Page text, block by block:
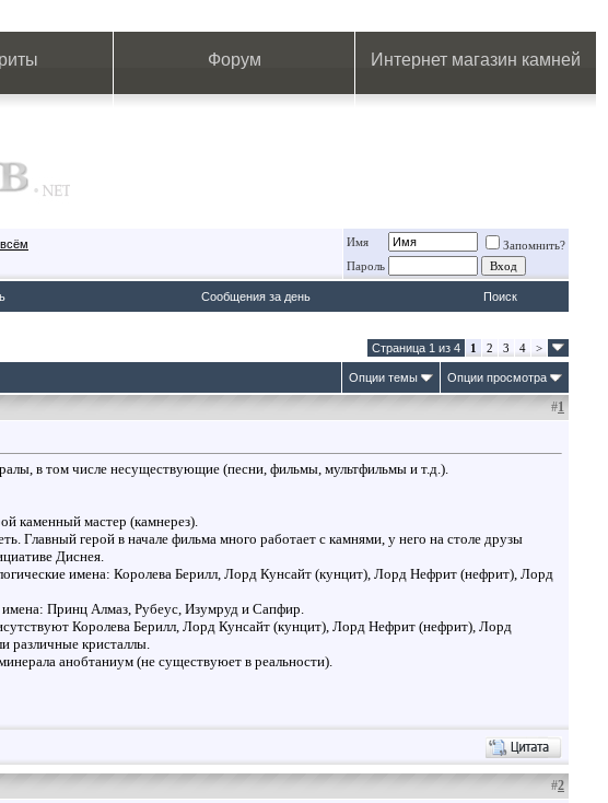
Форум Интернет магазин камней
Имя
Запомнить?
Пароль
Сообщения за день Поиск
Страница 1 из 4 1 2 3 4 >
Опции темы Опции просмотра
#1
в том числе несуществующие (песни, фильмы, мультфильмы и т.д.).
каменный мастер (камнерез).
Главный герой в начале фильма много работает с камнями, у него на столе друзы
Диснея.
имена: Королева Берилл, Лорд Кунсайт (кунцит), Лорд Нефрит (нефрит), Лорд
Принц Алмаз, Рубеус, Изумруд и Сапфир.
Королева Берилл, Лорд Кунсайт (кунцит), Лорд Нефрит (нефрит), Лорд
различные кристаллы.
анобтаниум (не существуюет в реальности).
#2